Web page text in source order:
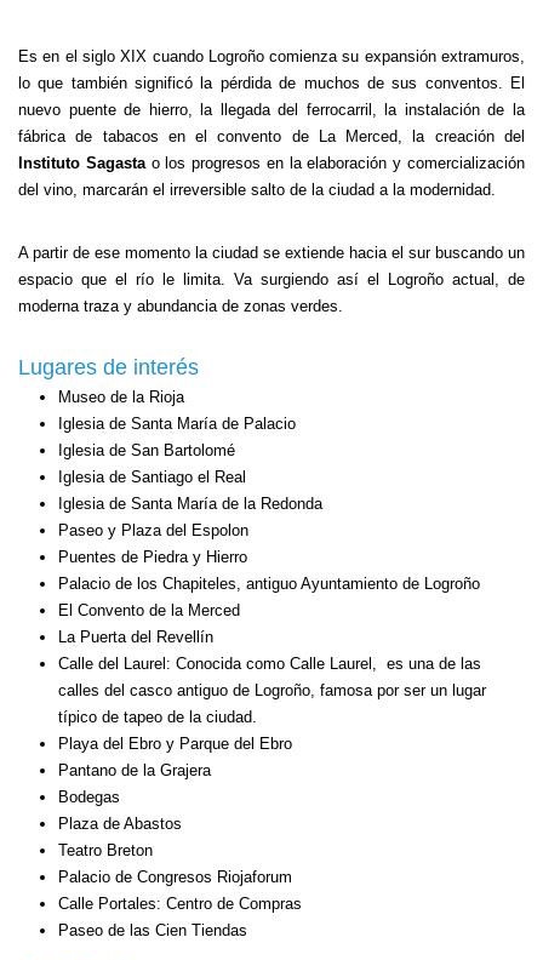
Es en el siglo XIX cuando Logroño comienza su expansión extramuros,
lo que también significó la pérdida de muchos de sus conventos. El
nuevo puente de hierro, la llegada del ferrocarril, la instalación de la
fábrica de tabacos en el convento de
La Merced, la creación del
Instituto Sagastao los progresos en la elaboración y comercialización
del vino, marcarán el irreversible salto de la ciudad a la modernidad.
A partir de ese momento la ciudad se extiende hacia el sur buscando un
espacio que el río le limita. Va surgiendo así el Logroño actual, de
moderna traza y abundancia de zonas verdes.
Lugares de interés
Museo de la Rioja
Iglesia de Santa María de Palacio
Iglesia de San Bartolomé
Iglesia de Santiago el Real
Iglesia de Santa María de la Redonda
Paseo y Plaza del Espolon
Puentes de Piedra y Hierro
Palacio de los Chapiteles, antiguo Ayuntamiento de Logroño
El Convento de la Merced
La Puertadel Revellín
Calle del Laurel: Conocida como Calle Laurel, es una de las
calles del casco antiguo de Logroño, famosa por ser un lugar
típico de tapeo de la ciudad.
Playa del Ebro y Parque del Ebro
Pantano de la Grajera
Bodegas
Plaza de Abastos
Teatro Breton
Palacio de Congresos Riojaforum
Calle Portales: Centro de Compras
Paseo de las Cien Tiendas